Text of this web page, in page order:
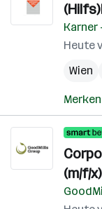
Karner
Heute
Wien
Merken
(m/f/x)